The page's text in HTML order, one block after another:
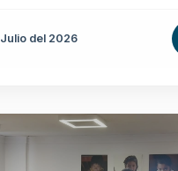
Julio del 2026